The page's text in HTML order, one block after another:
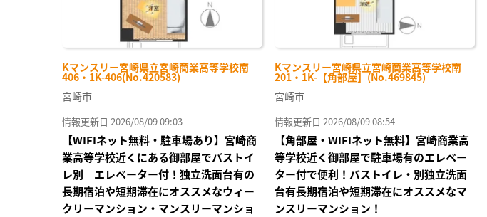
Kマンスリー宮崎県立宮崎商業高等学校南
406・1K-406(No.420583)
宮崎市
情報更新日 2026/08/09 09:03
【WIFIネット無料・駐車場あり】宮崎商
業高等学校近くにある御部屋でバストイ
レ別 エレベーター付！独立洗面台有の
長期宿泊や短期滞在にオススメなウィー
クリーマンション・マンスリーマンショ
Kマンスリー宮崎県立宮崎商業高等学校南
201・1K-【角部屋】(No.469845)
宮崎市
情報更新日 2026/08/09 08:54
【角部屋・WIFIネット無料】宮崎商業高
等学校近く御部屋で駐車場有のエレベー
ター付で便利！バストイレ・別独立洗面
台有長期宿泊や短期滞在にオススメなマ
ンスリーマンション！